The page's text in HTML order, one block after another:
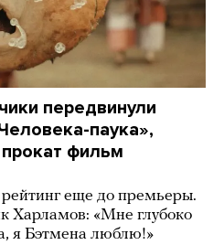
передвинули
паука»,
фильм
еще до премьеры.
Харламов: «Мне глубоко
я Бэтмена люблю!»